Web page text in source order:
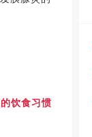
饮食习惯